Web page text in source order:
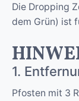
Die Dropping
dem Grün) ist
1.
Pfosten mit 3